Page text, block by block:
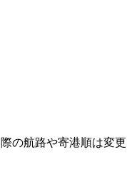
の航路や寄港順は変更